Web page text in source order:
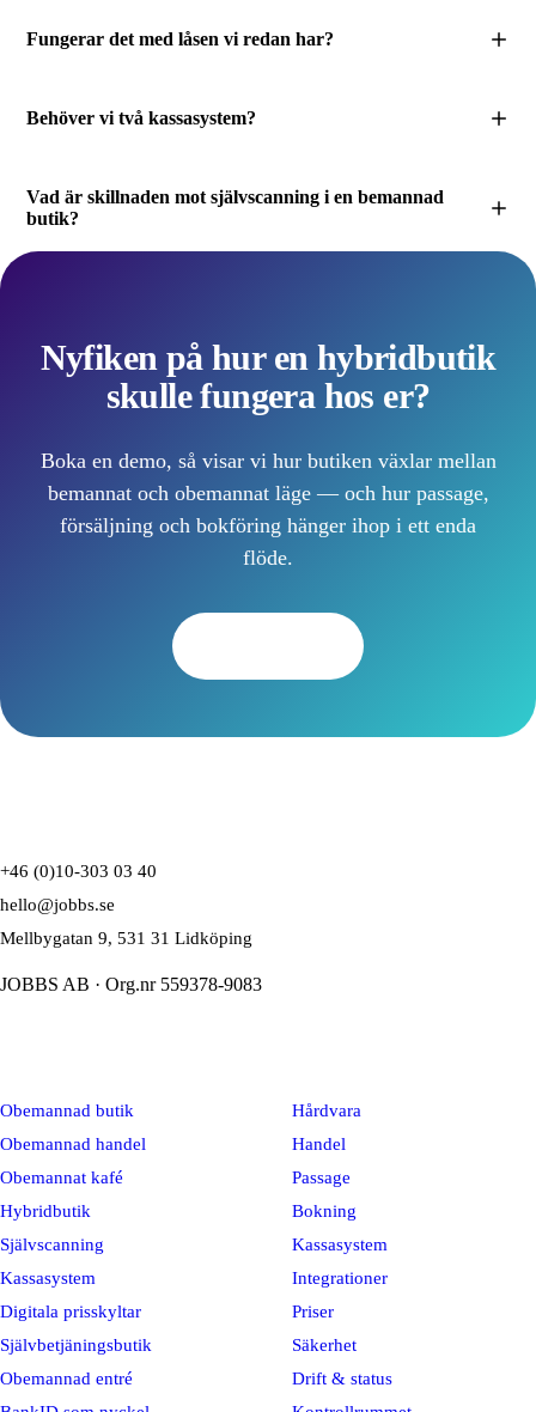
Fungerar det med låsen vi redan har?
Behöver vi två kassasystem?
Vad är skillnaden mot självscanning i en bemannad
butik?
Nyfiken på hur en hybridbutik
skulle fungera hos er?
Boka en demo, så visar vi hur butiken växlar mellan
bemannat och obemannat läge — och hur passage,
försäljning och bokföring hänger ihop i ett enda
flöde.
+46 (0)10-303 03 40
hello@jobbs.se
Mellbygatan 9, 531 31 Lidköping
JOBBS AB · Org.nr 559378-9083
Obemannad butik
Obemannad handel
Obemannat kafé
Hybridbutik
Självscanning
Kassasystem
Digitala prisskyltar
Självbetjäningsbutik
Obemannad entré
Hårdvara
Handel
Passage
Bokning
Kassasystem
Integrationer
Priser
Säkerhet
Drift & status